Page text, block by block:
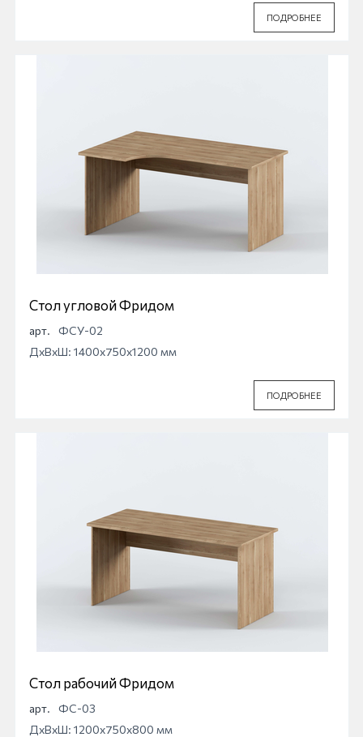
ПОДРОБНЕЕ
Стол угловой Фридом
арт.
ФСУ-02
ДхВхШ: 1400x750x1200 мм
ПОДРОБНЕЕ
Стол рабочий Фридом
арт.
ФС-03
ДхВхШ: 1200x750x800 мм